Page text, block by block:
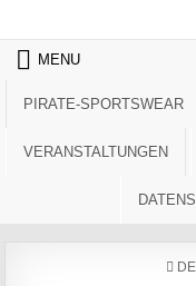
MENU
PIRATE-SPORTSWEAR
VERANSTALTUNGEN